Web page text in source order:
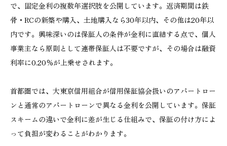
で、固定金利の複数年選択肢を公開しています。返済期間は鉄
骨・RCの新築や購入、土地購入なら30年以内、その他は20年以
内です。興味深いのは保証人の条件が金利に直結する点で、個人
事業主なら原則として連帯保証人は不要ですが、その場合は融資
利率に0.20％が上乗せされます。
首都圏では、大東京信用組合が信用保証協会扱いのアパートロー
ンと通常のアパートローンで異なる金利を公開しています。保証
スキームの違いで金利に差が生じる仕組みで、保証の付け方によ
って負担が変わることがわかります。